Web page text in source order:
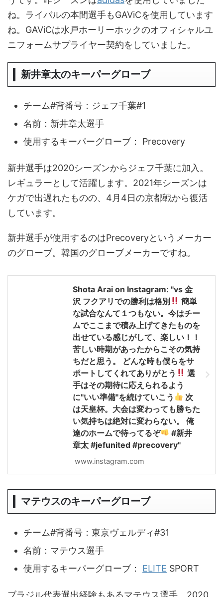
ね。ライバルの本間選手もGAViCを使用しています
ね。GAViCは水戸ホーリーホックのオフィシャルユ
ニフォームサプライヤー契約をしていました。
新井章太のキーパーグローブ
チーム#背番号：ジェフ千葉#1
名前：新井章太選手
使用するキーパーグローブ： Precovery
新井選手は2020シーズンからジェフ千葉に加入。
レギュラーとして活躍します。2021年シーズンは
ケガで出遅れたものの、4月4日の京都戦から復活
しています。
新井選手が使用するのはPrecoveryというメーカー
のグローブ。韓国のグローブメーカーですね。
Shota Arai on Instagram: "vs 金
沢 フクアリでの勝利は格別
簡単
な試合なんて１つもない。今はチー
ムでここまで積み上げてきたものを
出せている感じがして、楽しい！！
苦しい時期があったからこその気持
ちだと思う。 どんな時も僕らをサ
ポートしてくれてありがとう
選
手はその期待に応えられるよう
に"いい準備"を続けていこう
次
は天皇杯。大会は変わっても勝ちた
い気持ちは絶対に変わらない。 俺
達のホームで待ってるぞ
#新井
章太 #jefunited #precovery"
www.instagram.com
マテウスのキーパーグローブ
チーム#背番号：東京ヴェルディ#31
名前：マテウス選手
使用するキーパーグローブ： ELITE SPORT
ブラジル代表選出経験もあるマテウス選手。2020